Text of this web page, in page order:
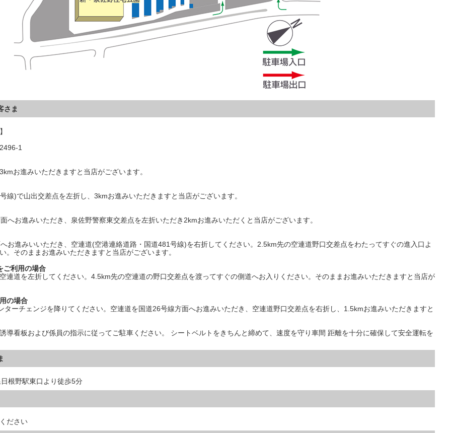
さま
1
お進みいただきますと当店がございます。
線)で山出交差点を左折し、3kmお進みいただきますと当店がございます。
へお進みいただき、泉佐野警察東交差点を左折いただき2kmお進みいただくと当店がございます。
お進みいいただき、空連道(空港連絡道路・国道481号線)を右折してください。2.5km先の空連道野口交差点をわたってすぐの進入口よ
。そのままお進みいただきますと当店がございます。
ご利用の場合
連道を左折してください。4.5km先の空連道の野口交差点を渡ってすぐの側道へお入りください。そのままお進みいただきますと当店が
の場合
ターチェンジを降りてください。空連道を国道26号線方面へお進みいただき、空連道野口交差点を右折し、1.5kmお進みいただきますと
導看板および係員の指示に従ってご駐車ください。 シートベルトをきちんと締めて、速度を守り車間 距離を十分に確保して安全運転を
根野駅東口より徒歩5分
ださい